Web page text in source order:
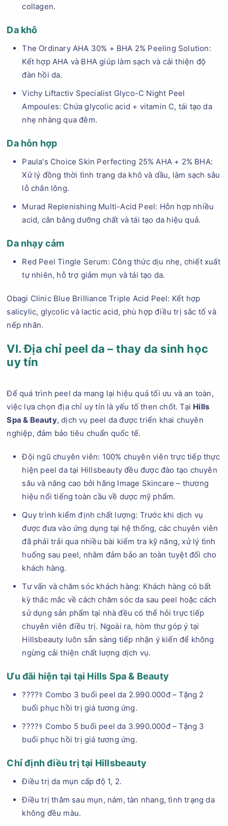
collagen.
Da khô
The Ordinary AHA 30% + BHA 2% Peeling Solution:
Kết hợp AHA và BHA giúp làm sạch và cải thiện độ
đàn hồi da.
Vichy Liftactiv Specialist Glyco-C Night Peel
Ampoules: Chứa glycolic acid + vitamin C, tái tạo da
nhẹ nhàng qua đêm.
Da hỗn hợp
Paula's Choice Skin Perfecting 25% AHA + 2% BHA:
Xử lý đồng thời tình trạng da khô và dầu, làm sạch sâu
lỗ chân lông.
Murad Replenishing Multi-Acid Peel: Hỗn hợp nhiều
acid, cân bằng dưỡng chất và tái tạo da hiệu quả.
Da nhạy cảm
Red Peel Tingle Serum: Công thức dịu nhẹ, chiết xuất
tự nhiên, hỗ trợ giảm mụn và tái tạo da.
Obagi Clinic Blue Brilliance Triple Acid Peel: Kết hợp
salicylic, glycolic và lactic acid, phù hợp điều trị sắc tố và
nếp nhăn.
VI. Địa chỉ peel da – thay da sinh học
uy tín
Để quá trình peel da mang lại hiệu quả tối ưu và an toàn,
việc lựa chọn địa chỉ uy tín là yếu tố then chốt. Tại Hills
Spa & Beauty, dịch vụ peel da được triển khai chuyên
nghiệp, đảm bảo tiêu chuẩn quốc tế.
Đội ngũ chuyên viên: 100% chuyên viên trực tiếp thực
hiện peel da tại Hillsbeauty đều được đào tạo chuyên
sâu và nâng cao bởi hãng Image Skincare – thương
hiệu nổi tiếng toàn cầu về dược mỹ phẩm.
Quy trình kiểm định chất lượng: Trước khi dịch vụ
được đưa vào ứng dụng tại hệ thống, các chuyên viên
đã phải trải qua nhiều bài kiểm tra kỹ năng, xử lý tình
huống sau peel, nhằm đảm bảo an toàn tuyệt đối cho
khách hàng.
Tư vấn và chăm sóc khách hàng: Khách hàng có bất
kỳ thắc mắc về cách chăm sóc da sau peel hoặc cách
sử dụng sản phẩm tại nhà đều có thể hỏi trực tiếp
chuyên viên điều trị. Ngoài ra, hòm thư góp ý tại
Hillsbeauty luôn sẵn sàng tiếp nhận ý kiến để không
ngừng cải thiện chất lượng dịch vụ.
Ưu đãi hiện tại tại Hills Spa & Beauty
????‍⚕️ Combo 3 buổi peel da 2.990.000đ – Tặng 2
buổi phục hồi trị giá tương ứng.
????‍⚕️ Combo 5 buổi peel da 3.990.000đ – Tặng 3
buổi phục hồi trị giá tương ứng.
Chỉ định điều trị tại Hillsbeauty
Điều trị da mụn cấp độ 1, 2.
Điều trị thâm sau mụn, nám, tàn nhang, tình trạng da
không đều màu.